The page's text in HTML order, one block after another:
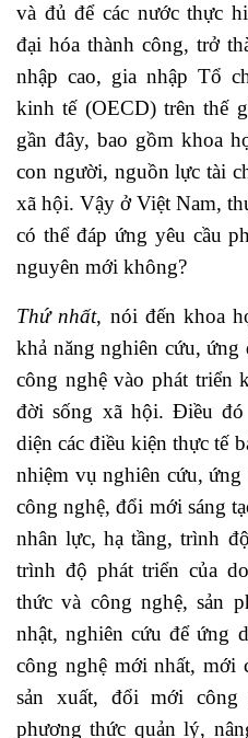
và đủ để các nước thực
đại hóa thành công, trở
nhập cao, gia nhập Tổ
kinh tế (OECD) trên thế
gần đây, bao gồm khoa
con người, nguồn lực tài
xã hội. Vậy ở Việt Nam,
có thể đáp ứng yêu cầu
nguyên mới không?
Thứ nhất, nói đến khoa
khả năng nghiên cứu,
công nghệ vào phát triển
đời sống xã hội. Điều
diện các điều kiện thực tế
nhiệm vụ nghiên cứu,
công nghệ, đổi mới sáng
nhân lực, hạ tầng, trình
trình độ phát triển của
thức và công nghệ, sản
nhật, nghiên cứu để ứng
công nghệ mới nhất, mới
sản xuất, đổi mới
phương thức quản lý,